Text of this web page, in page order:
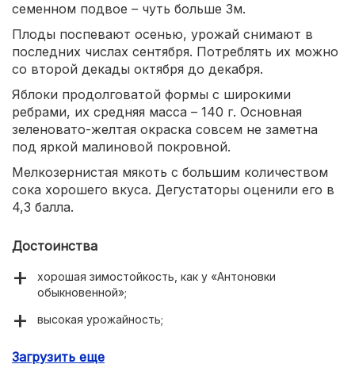
семенном подвое – чуть больше 3м.
Плоды поспевают осенью, урожай снимают в
последних числах сентября. Потреблять их можно
со второй декады октября до декабря.
Яблоки продолговатой формы с широкими
ребрами, их средняя масса – 140 г. Основная
зеленовато-желтая окраска совсем не заметна
под яркой малиновой покровной.
Мелкозернистая мякоть с большим количеством
сока хорошего вкуса. Дегустаторы оценили его в
4,3 балла.
Достоинства
хорошая зимостойкость, как у «Антоновки
обыкновенной»;
высокая урожайность;
Загрузить еще